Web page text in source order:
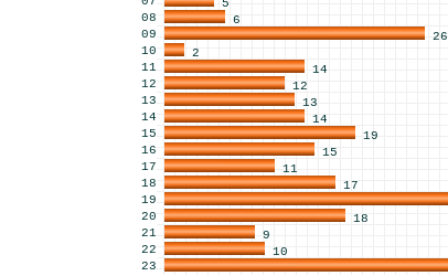
5
08
6
09
26
10
2
11
14
12
12
13
13
14
14
15
19
16
15
17
11
18
17
19
20
18
21
9
22
10
23